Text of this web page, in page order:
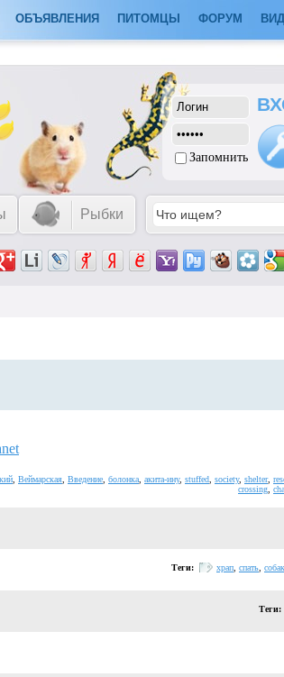
ОБЪЯВЛЕНИЯ ПИТОМЦЫ ФОРУМ
Запомнить
Рыбки
Веймарская Введение болонка акита-ину, stuffed society, shelter,
crossing
Теги: храп спать
Теги: